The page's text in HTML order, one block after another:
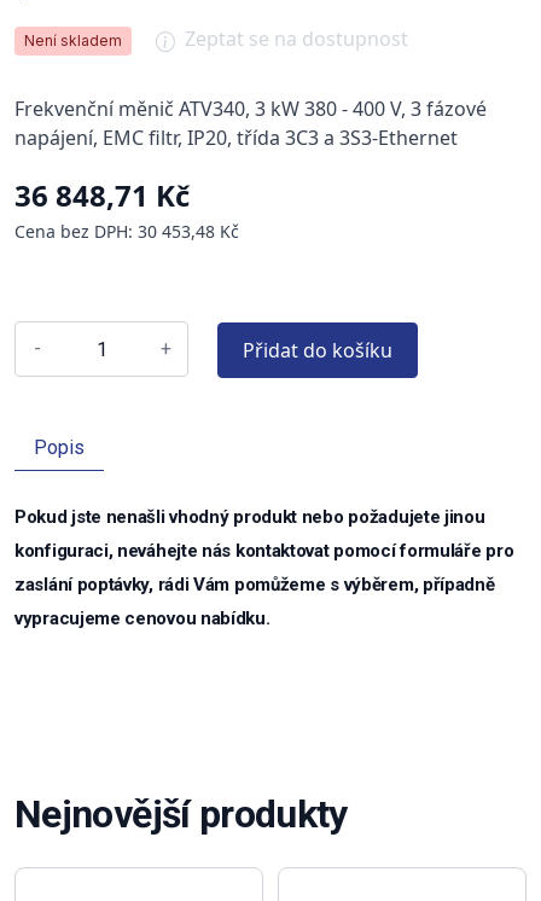
Není skladem Zeptat se na dostupnost
Frekvenční měnič ATV340, 3 kW 380 - 400 V, 3 fázové
napájení, EMC filtr, IP20, třída 3C3 a 3S3-Ethernet
36 848,71 Kč
Cena bez DPH: 30 453,48 Kč
- + Přidat do košíku
Popis
Pokud jste nenašli vhodný produkt nebo požadujete jinou
konfiguraci, neváhejte nás kontaktovat pomocí formuláře pro
zaslání poptávky, rádi Vám pomůžeme s výběrem, případně
vypracujeme cenovou nabídku.
Nejnovější produkty